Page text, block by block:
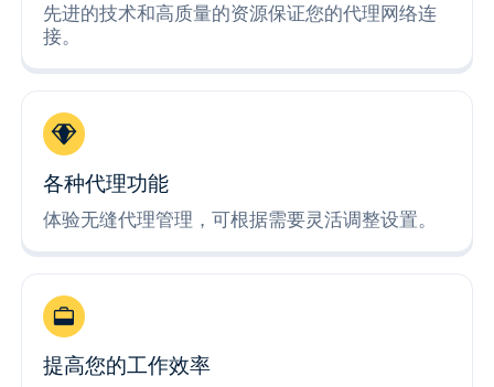
先进的技术和高质量的资源保证您的代理网络连
接。
各种代理功能
体验无缝代理管理，可根据需要灵活调整设置。
提高您的工作效率